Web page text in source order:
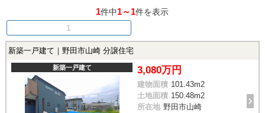
1件中1～1件を表示
1
新築一戸建て｜野田市山崎 分譲住宅
新築一戸建て 3,080万円
建物面積 101.43m2
土地面積 150.48m2
所在地 野田市山崎